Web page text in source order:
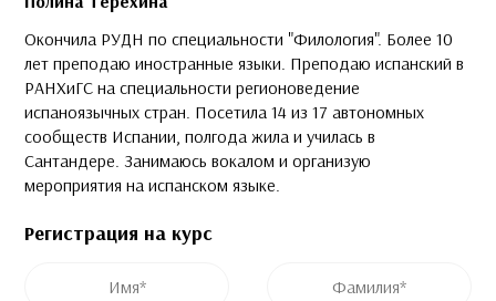
Окончила РУДН по специальности "Филология". Более 10
лет преподаю иностранные языки. Преподаю испанский в
РАНХиГС на специальности регионоведение
испаноязычных стран. Посетила 14 из 17 автономных
сообществ Испании, полгода жила и училась в
Сантандере. Занимаюсь вокалом и организую
мероприятия на испанском языке.
Регистрация на курс
Название курса